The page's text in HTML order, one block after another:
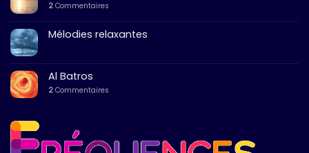
2 Commentaires
Mélodies relaxantes
Al Batros
2 Commentaires